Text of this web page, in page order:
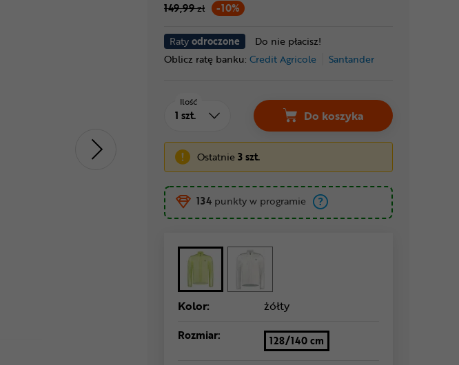
-10%
149,99zł
Ratyodroczone
Do nie płacisz!
Oblicz ratę banku: Credit Agricole Santander
Ilość
Do koszyka
Ostatnie3 szt.
134 punkty w programie
Kolor: żółty
Rozmiar: 128/140 cm